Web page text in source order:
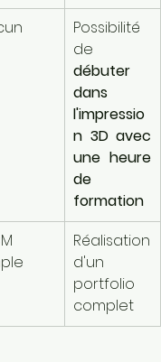
Possibilité
débuter
dans
l'impressio
n 3D avec
une heure
de
formation
Réalisation
d'un
portfolio
complet